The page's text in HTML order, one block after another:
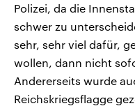
Polizei, da die
schwer zu
sehr, sehr viel dafür,
wollen, dann nicht
Andererseits wurde
Reichskriegsflagge